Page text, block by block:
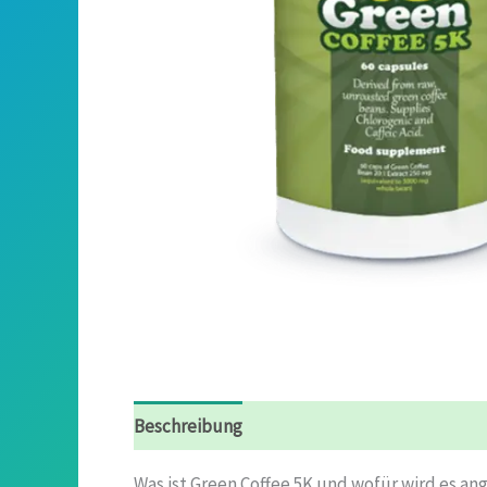
Beschreibung